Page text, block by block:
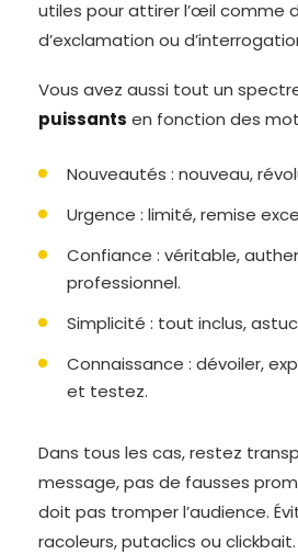
utiles pour attirer l’œil comme
d’exclamation ou
Vous avez aussi tout un
puissants en fonction des
Nouveautés : nouveau,
Urgence : limité, remise
Confiance : véritable,
professionnel.
Simplicité : tout inclus,
Connaissance : dévoiler,
et testez.
Dans tous les cas, restez
message, pas de fausses
doit pas tromper l’audience.
racoleurs, putaclics ou